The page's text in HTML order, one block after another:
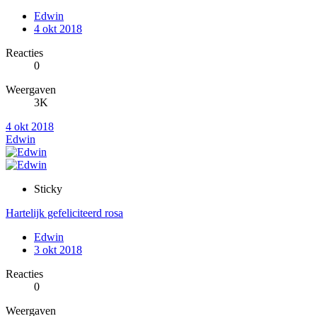
Edwin
4 okt 2018
Reacties
0
Weergaven
3K
4 okt 2018
Edwin
Sticky
Hartelijk gefeliciteerd rosa
Edwin
3 okt 2018
Reacties
0
Weergaven